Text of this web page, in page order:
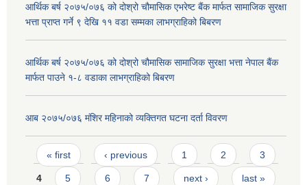
आर्थिक बर्ष २०७५/०७६ को दोश्रो चौमासिक एभरेष्ट बैंक मार्फत सामाजिक सुरक्षा
भत्ता प्राप्त गर्ने ९ देखि ११ वडा सम्मका लाभग्राहिको बिबरण
आर्थिक बर्ष २०७५/०७६ को दोश्रो चौमासिक सामाजिक सुरक्षा भत्ता नेपाल बैंक
मार्फत पाउने १-८ वडाका लाभग्राहिको बिबरण
आब २०७५/०७६ मंशिर महिनाको व्यक्तिगत घटना दर्ता विवरण
Pages
« first ‹ previous 1 2 3
4 5 6 7 next › last »